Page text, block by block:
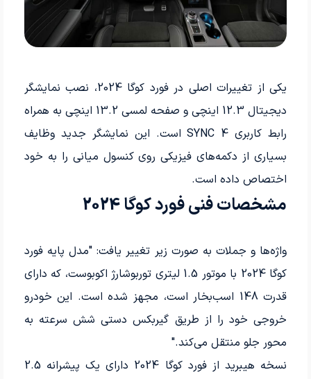
یکی از تغییرات اصلی در فورد کوگا 2024، نصب نمایشگر
دیجیتال 12.3 اینچی و صفحه لمسی 13.2 اینچی به همراه
رابط کاربری SYNC 4 است. این نمایشگر جدید وظایف
بسیاری از دکمه‌های فیزیکی روی کنسول میانی را به خود
اختصاص داده است.
مشخصات فنی فورد کوگا 2024
واژه‌ها و جملات به صورت زیر تغییر یافت: "مدل پایه فورد
کوگا 2024 با موتور 1.5 لیتری توربوشارژ اکوبوست، که دارای
قدرت 148 اسب‌­بخار است، مجهز شده است. این خودرو
خروجی خود را از طریق گیربکس دستی شش سرعته به
محور جلو منتقل می‌کند."
نسخه هیبرید از فورد کوگا 2024 دارای یک پیشرانه 2.5